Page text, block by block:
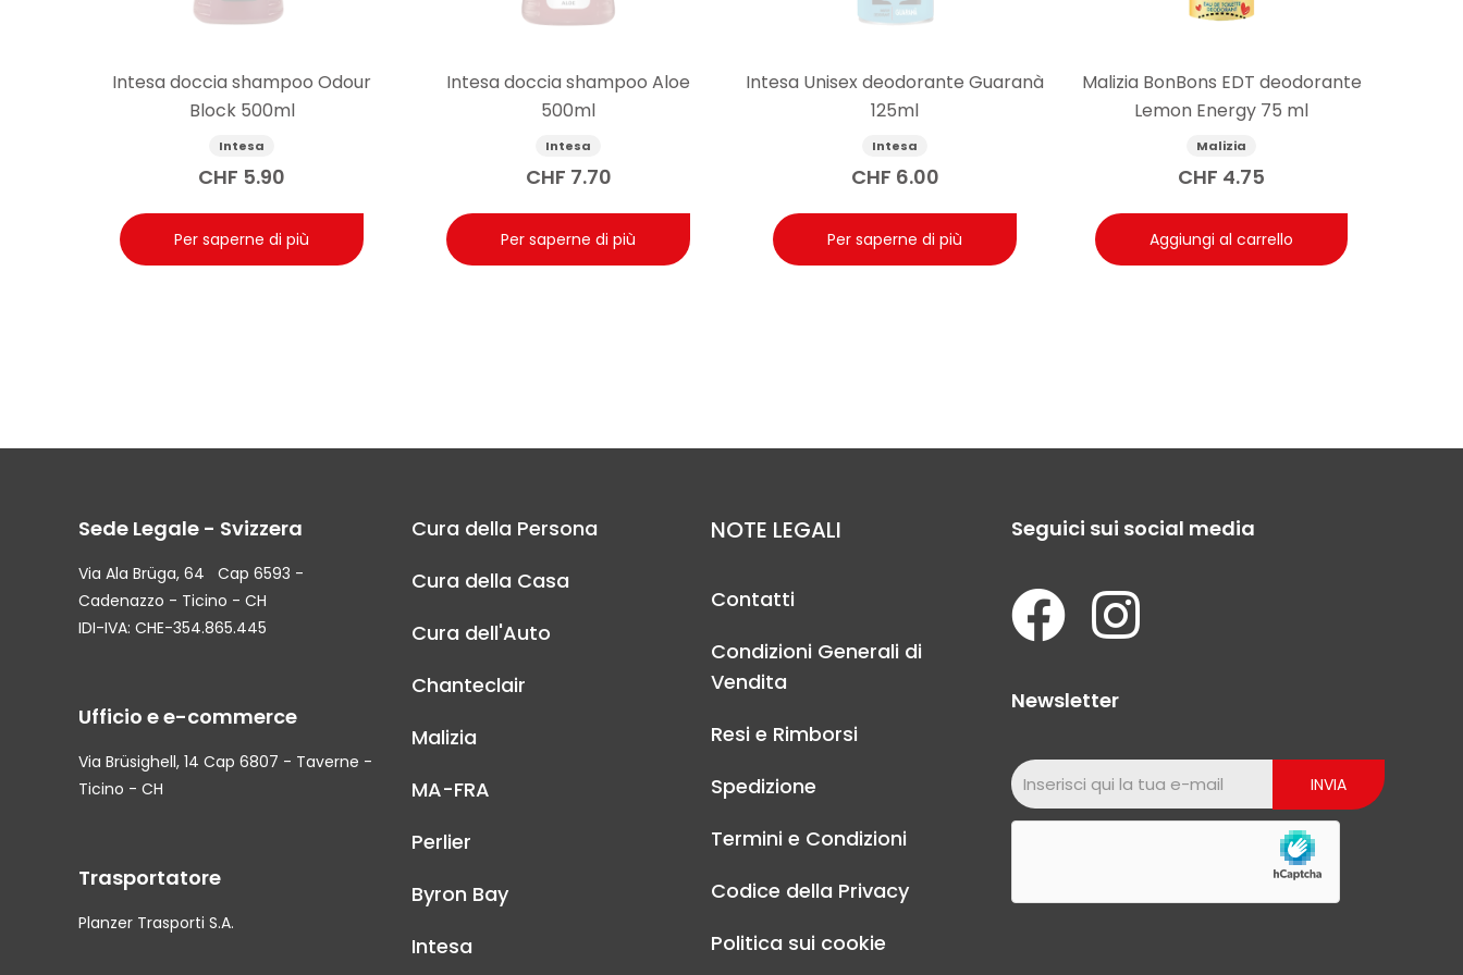
Intesa doccia shampoo Odour
Block 500ml
Intesa
CHF 5.90
Per saperne di più
Intesa doccia shampoo Aloe
500ml
Intesa
CHF 7.70
Per saperne di più
Intesa Unisex deodorante Guaranà
125ml
Intesa
CHF 6.00
Per saperne di più
Malizia BonBons EDT deodorante
Lemon Energy 75 ml
Malizia
CHF 4.75
Aggiungi al carrello
Sede Legale - Svizzera
Via Ala Brüga, 64 Cap 6593 -
Cadenazzo - Ticino - CH
IDI-IVA: CHE-354.865.445
Ufficio e e-commerce
Via Brüsighell, 14 Cap 6807 - Taverne -
Ticino - CH
Trasportatore
Planzer Trasporti S.A.
Cura della Persona
Cura della Casa
Cura dell'Auto
Chanteclair
Malizia
MA-FRA
Perlier
Byron Bay
Intesa
NOTE LEGALI
Contatti
Condizioni Generali di
Vendita
Resi e Rimborsi
Spedizione
Termini e Condizioni
Codice della Privacy
Politica sui cookie
Seguici sui social media
Newsletter